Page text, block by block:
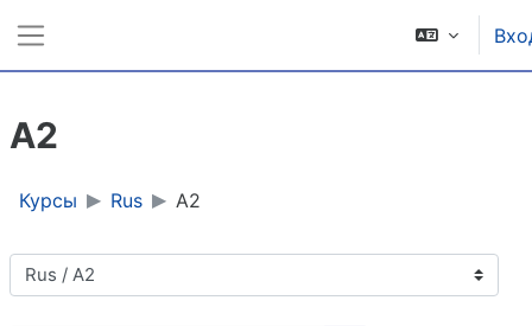
A2
Курсы Rus A2
Категории курсов